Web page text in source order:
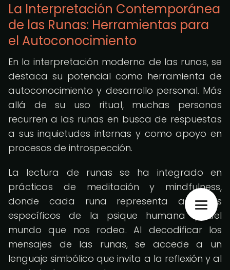
La Interpretación Contemporánea
de las Runas: Herramientas para
el Autoconocimiento
En la interpretación moderna de las runas, se
destaca su potencial como herramienta de
autoconocimiento y desarrollo personal. Más
allá de su uso ritual, muchas personas
recurren a las runas en busca de respuestas
a sus inquietudes internas y como apoyo en
procesos de introspección.
La lectura de runas se ha integrado en
prácticas de meditación y mindfulness,
donde cada runa representa aspectos
específicos de la psique humana y del
mundo que nos rodea. Al decodificar los
mensajes de las runas, se accede a un
lenguaje simbólico que invita a la reflexión y al